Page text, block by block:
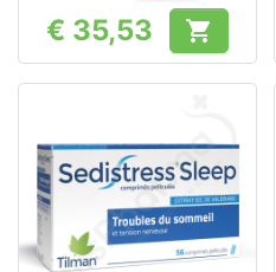
Prijs
€ 35,53 